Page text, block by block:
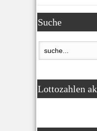
Suche
Lottozahlen